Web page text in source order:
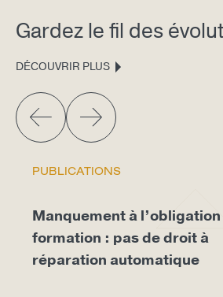
Gardez le fil des
DÉCOUVRIR PLUS
PUBLICATIONS
Manquement à
formation : pas de droit à
réparation automatique